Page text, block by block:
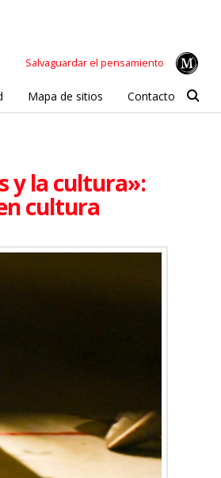
Salvaguardar el pensamiento
Mapa de sitios Contacto
y la cultura»:
cultura